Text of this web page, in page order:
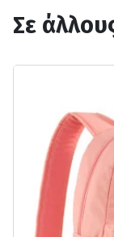
Σε